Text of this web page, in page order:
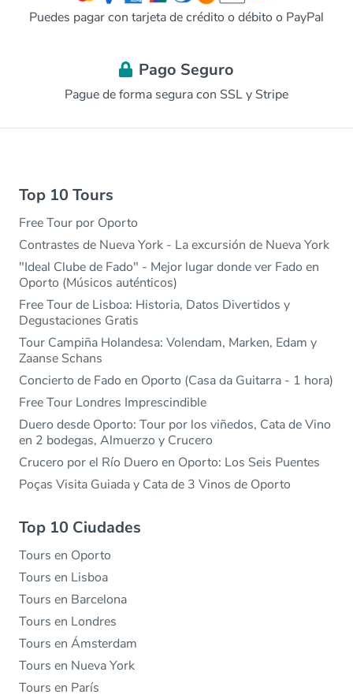
Puedes pagar con tarjeta de crédito o débito o PayPal
Pago Seguro
Pague de forma segura con SSL y Stripe
Top 10 Tours
Free Tour por Oporto
Contrastes de Nueva York - La excursión de Nueva York
"Ideal Clube de Fado" - Mejor lugar donde ver Fado en
Oporto (Músicos auténticos)
Free Tour de Lisboa: Historia, Datos Divertidos y
Degustaciones Gratis
Tour Campiña Holandesa: Volendam, Marken, Edam y
Zaanse Schans
Concierto de Fado en Oporto (Casa da Guitarra - 1 hora)
Free Tour Londres Imprescindible
Duero desde Oporto: Tour por los viñedos, Cata de Vino
en 2 bodegas, Almuerzo y Crucero
Crucero por el Río Duero en Oporto: Los Seis Puentes
Poças Visita Guiada y Cata de 3 Vinos de Oporto
Top 10 Ciudades
Tours en Oporto
Tours en Lisboa
Tours en Barcelona
Tours en Londres
Tours en Ámsterdam
Tours en Nueva York
Tours en París